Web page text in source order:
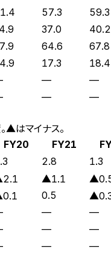
57.3 59.3
37.0 40.2
64.6 67.8
17.3 18.4
— —
— —
▲はマイナス。
FY20 FY21
2.8 1.3
▲1.1
0.5
— —
— —
— —